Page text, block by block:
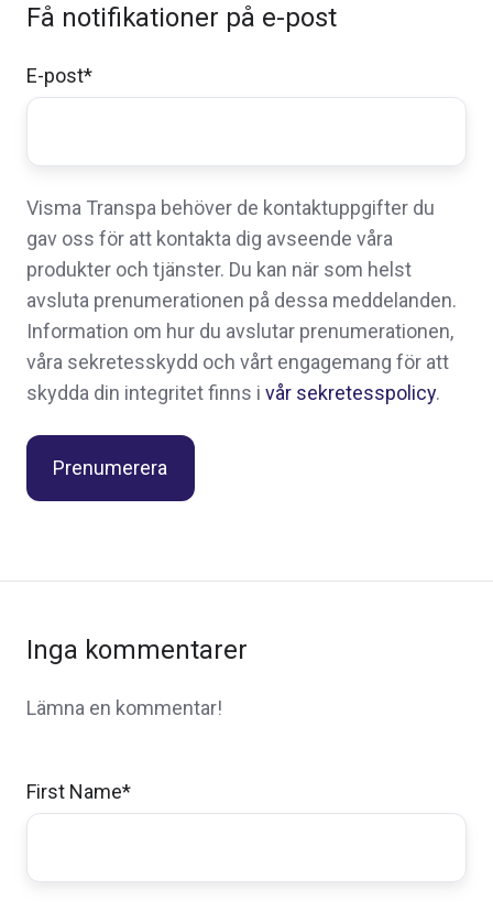
Få notifikationer på e-post
E-post*
Visma Transpa behöver de kontaktuppgifter du
gav oss för att kontakta dig avseende våra
produkter och tjänster. Du kan när som helst
avsluta prenumerationen på dessa meddelanden.
Information om hur du avslutar prenumerationen,
våra sekretesskydd och vårt engagemang för att
skydda din integritet finns i vår sekretesspolicy.
Inga kommentarer
Lämna en kommentar!
First Name*